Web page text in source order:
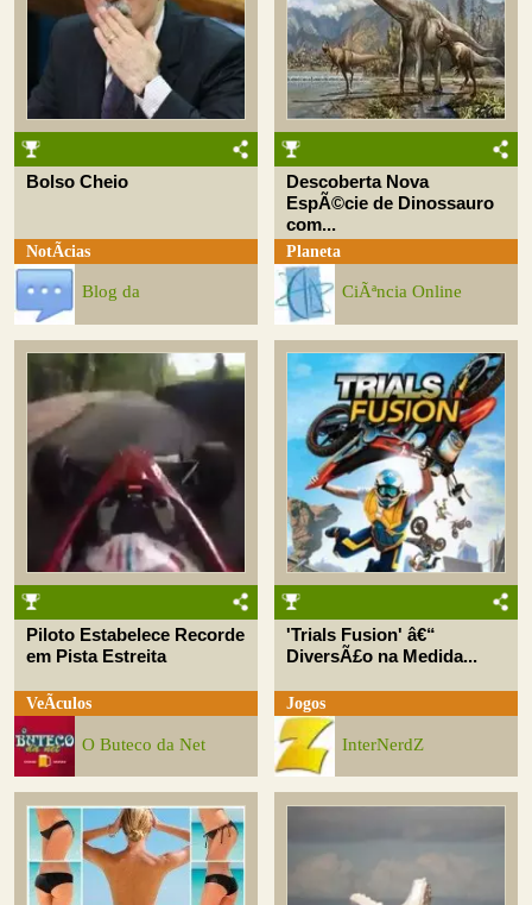
Bolso Cheio
NotÃ­cias
Blog da
Descoberta Nova
EspÃ©cie de Dinossauro
com...
Planeta
CiÃªncia Online
Piloto Estabelece Recorde
em Pista Estreita
VeÃ­culos
O Buteco da Net
'Trials Fusion' â€“
DiversÃ£o na Medida...
Jogos
InterNerdZ